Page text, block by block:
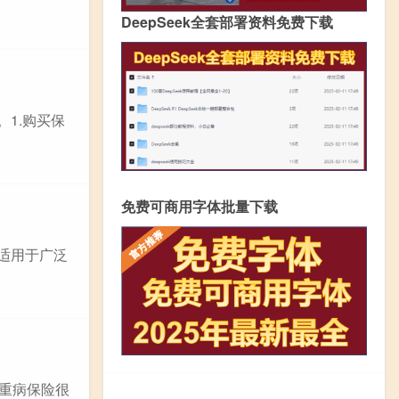
1.购买保
用于广泛
病保险很
DeepSeek全套部署资料免费下载
免费可商用字体批量下载